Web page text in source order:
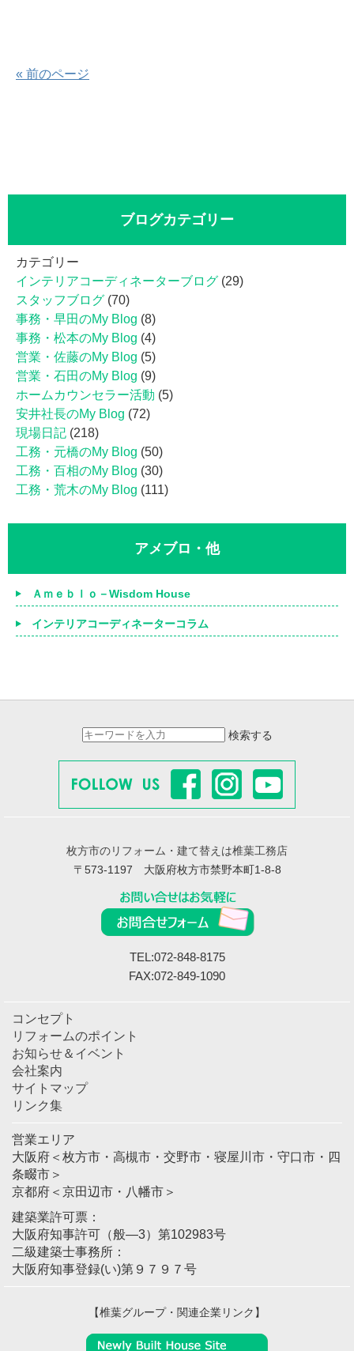
« 前のページ
ブログカテゴリー
カテゴリー
インテリアコーディネーターブログ (29)
スタッフブログ (70)
事務・早田のMy Blog (8)
事務・松本のMy Blog (4)
営業・佐藤のMy Blog (5)
営業・石田のMy Blog (9)
ホームカウンセラー活動 (5)
安井社長のMy Blog (72)
現場日記 (218)
工務・元橋のMy Blog (50)
工務・百相のMy Blog (30)
工務・荒木のMy Blog (111)
アメブロ・他
Ａｍｅｂｌｏ－Wisdom House
インテリアコーディネーターコラム
検索する
枚方市のリフォーム・建て替えは椎葉工務店
〒573-1197 大阪府枚方市禁野本町1-8-8
TEL:072-848-8175
FAX:072-849-1090
コンセプト
リフォームのポイント
お知らせ＆イベント
会社案内
サイトマップ
リンク集
営業エリア
大阪府＜枚方市・高槻市・交野市・寝屋川市・守口市・四
条畷市＞
京都府＜京田辺市・八幡市＞
建築業許可票：
大阪府知事許可（般―3）第102983号
二級建築士事務所：
大阪府知事登録(い)第９７９７号
【椎葉グループ・関連企業リンク】